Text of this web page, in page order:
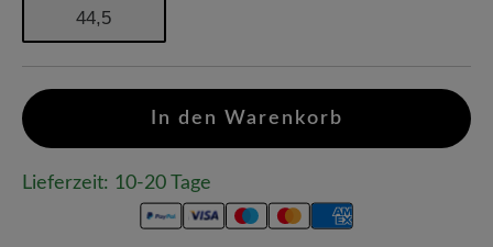
44,5
In den Warenkorb
Lieferzeit: 10-20 Tage